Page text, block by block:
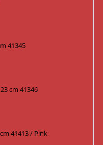
41345
cm 41346
41413 / Pink